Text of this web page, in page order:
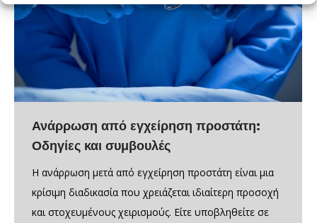
Ανάρρωση από εγχείρηση προστάτη:
Οδηγίες και συμβουλές
Η ανάρρωση μετά από εγχείρηση προστάτη είναι μια
κρίσιμη διαδικασία που χρειάζεται ιδιαίτερη προσοχή
και στοχευμένους χειρισμούς. Είτε υποβληθείτε σε